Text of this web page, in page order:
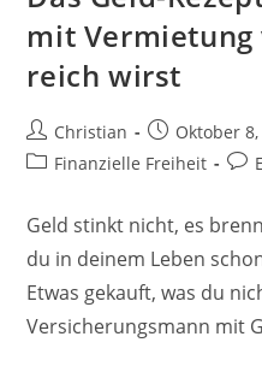
mit Vermietung
reich wirst
Beitrags-
Autor:
Christian
Beitrag
veröffentlicht:
Oktober
Beitrags-
Finanzielle Freiheit
Geld stinkt nicht, es
du in deinem Leben
Etwas gekauft, was du
Versicherungsmann mit